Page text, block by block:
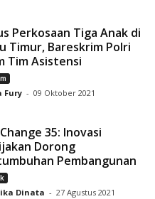
Perkosaan Tiga Anak di
Timur, Bareskrim Polri
Tim Asistensi
Fury - 09 Oktober 2021
35: Inovasi
Dorong
Pembangunan
Dinata - 27 Agustus 2021